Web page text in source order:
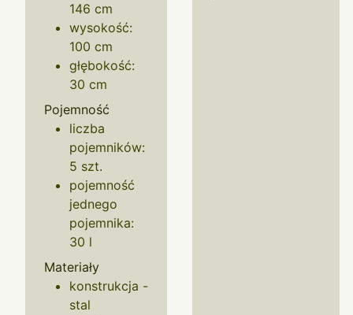
146 cm
wysokość:
100 cm
głębokość:
30 cm
Pojemność
liczba
pojemników:
5 szt.
pojemność
jednego
pojemnika:
30 l
Materiały
konstrukcja -
stal